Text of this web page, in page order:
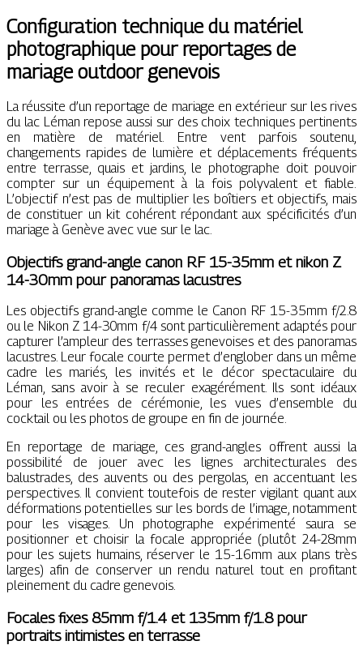
Configuration technique du matériel
photographique pour reportages de
mariage outdoor genevois
La réussite d’un reportage de mariage en extérieur sur les rives
du lac Léman repose aussi sur des choix techniques pertinents
en matière de matériel. Entre vent parfois soutenu,
changements rapides de lumière et déplacements fréquents
entre terrasse, quais et jardins, le photographe doit pouvoir
compter sur un équipement à la fois polyvalent et fiable.
L’objectif n’est pas de multiplier les boîtiers et objectifs, mais
de constituer un kit cohérent répondant aux spécificités d’un
mariage à Genève avec vue sur le lac.
Objectifs grand-angle canon RF 15-35mm et nikon Z
14-30mm pour panoramas lacustres
Les objectifs grand-angle comme le Canon RF 15-35mm f/2.8
ou le Nikon Z 14-30mm f/4 sont particulièrement adaptés pour
capturer l’ampleur des terrasses genevoises et des panoramas
lacustres. Leur focale courte permet d’englober dans un même
cadre les mariés, les invités et le décor spectaculaire du
Léman, sans avoir à se reculer exagérément. Ils sont idéaux
pour les entrées de cérémonie, les vues d’ensemble du
cocktail ou les photos de groupe en fin de journée.
En reportage de mariage, ces grand-angles offrent aussi la
possibilité de jouer avec les lignes architecturales des
balustrades, des auvents ou des pergolas, en accentuant les
perspectives. Il convient toutefois de rester vigilant quant aux
déformations potentielles sur les bords de l’image, notamment
pour les visages. Un photographe expérimenté saura se
positionner et choisir la focale appropriée (plutôt 24-28mm
pour les sujets humains, réserver le 15-16mm aux plans très
larges) afin de conserver un rendu naturel tout en profitant
pleinement du cadre genevois.
Focales fixes 85mm f/1.4 et 135mm f/1.8 pour
portraits intimistes en terrasse